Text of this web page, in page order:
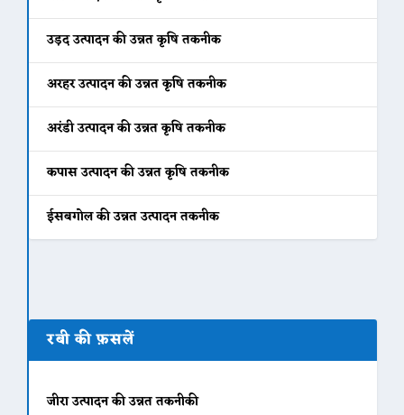
उड़द उत्पादन की उन्नत कृषि तकनीक
अरहर उत्पादन की उन्नत कृषि तकनीक
अरंडी उत्पादन की उन्नत कृषि तकनीक
कपास उत्पादन की उन्नत कृषि तकनीक
ईसबगोल की उन्नत उत्पादन तकनीक
रबी की फ़सलें
जीरा उत्पादन की उन्नत तकनीकी